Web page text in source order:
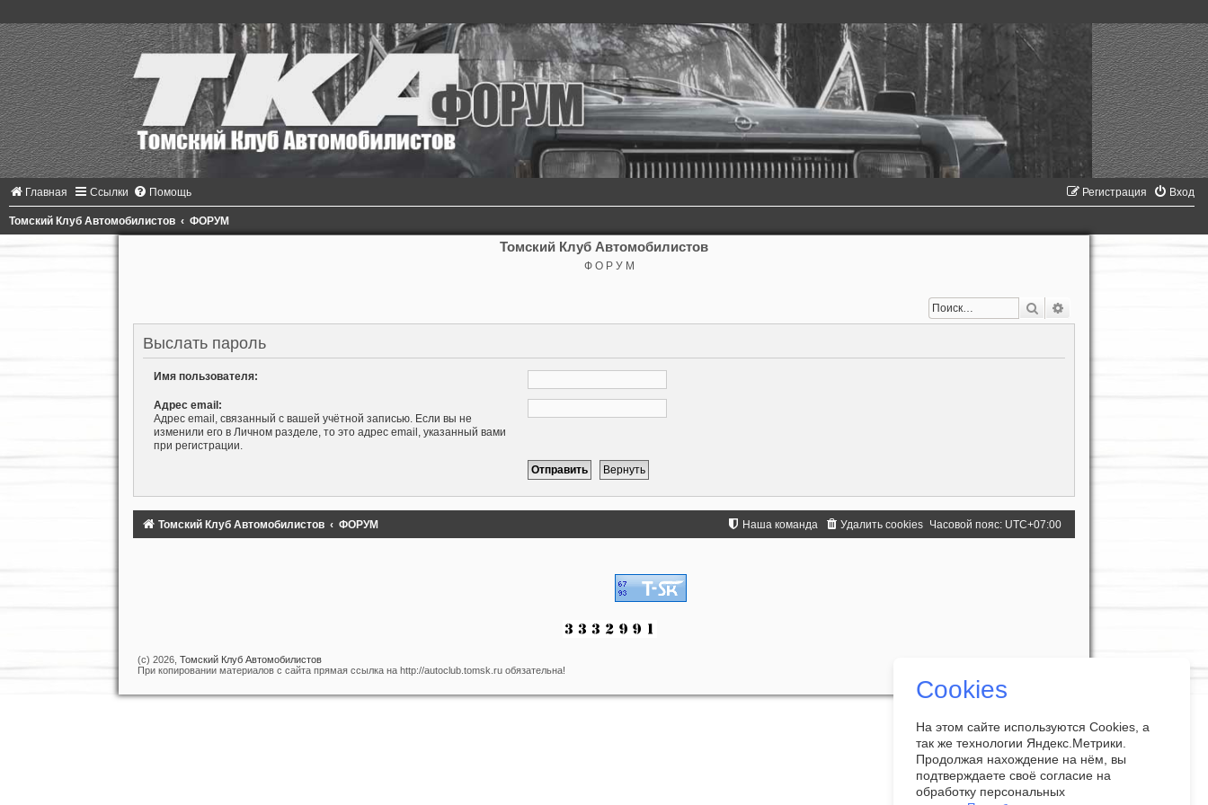
Главная Ссылки Помощь Вход
Регистрация
Томский Клуб Автомобилистов ФОРУМ
Томский Клуб Автомобилистов
Ф О Р У М
Поиск
Выслать пароль
Имя пользователя:
Адрес email:
Адрес email, связанный с вашей учётной записью. Если вы не
изменили его в Личном разделе, то это адрес email, указанный вами
при регистрации.
Томский Клуб Автомобилистов ФОРУМ Часовой пояс: UTC+07:00
Удалить cookies
Наша команда
(c) 2026, Томский Клуб Автомобилистов
При копировании материалов с сайта прямая ссылка на http://autoclub.tomsk.ru обязательна!
Cookies
На этом сайте используются Cookies, а
так же технологии Яндекс.Метрики.
Продолжая нахождение на нём, вы
подтверждаете своё согласие на
обработку персональных